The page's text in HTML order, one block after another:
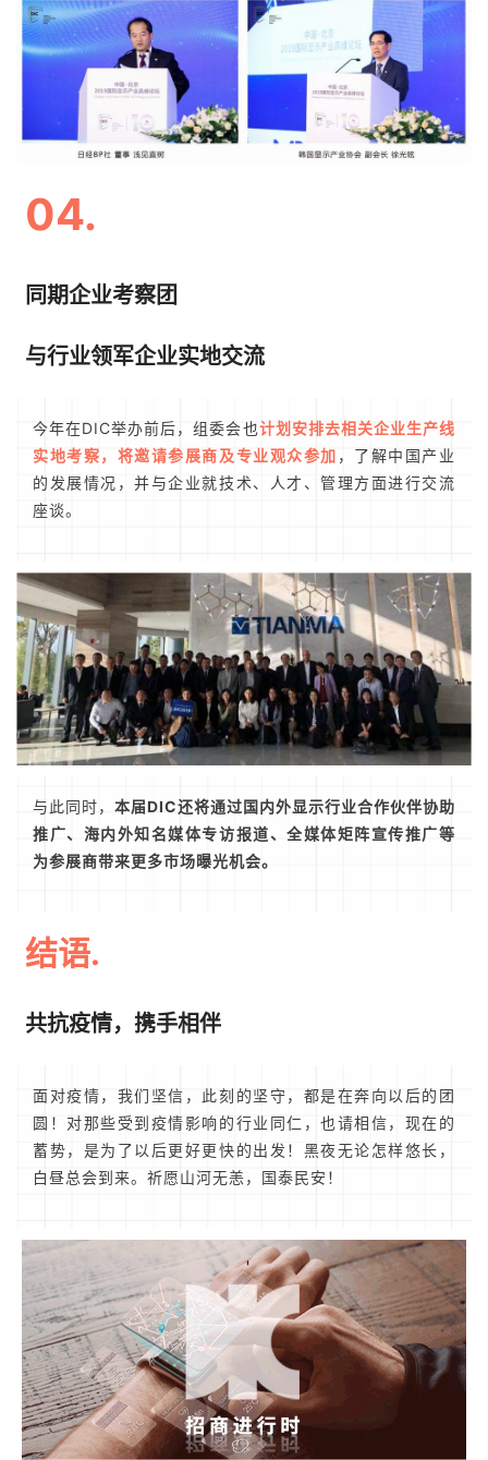
04.
同期企业考察团
与行业领军企业实地交流
今年在DIC举办前后，组委会也计划安排去相关企业生产线
实地考察，将邀请参展商及专业观众参加 ，了解中国产业
的发展情况，并与企业就技术、人才、管理方面进行交流
座谈。
与此同时， 本届DIC还将通过国内外显示行业合作伙伴协助
推广、海内外知名媒体专访报道、全媒体矩阵宣传推广等
为参展商带来更多市场曝光机会。
结语.
共抗疫情，携手相伴
面对疫情，我们坚信，此刻的坚守，都是在奔向以后的团
圆！对那些受到疫情影响的行业同仁，也请相信，现在的
蓄势，是为了以后更好更快的出发！黑夜无论怎样悠长，
白昼总会到来。祈愿山河无恙，国泰民安！